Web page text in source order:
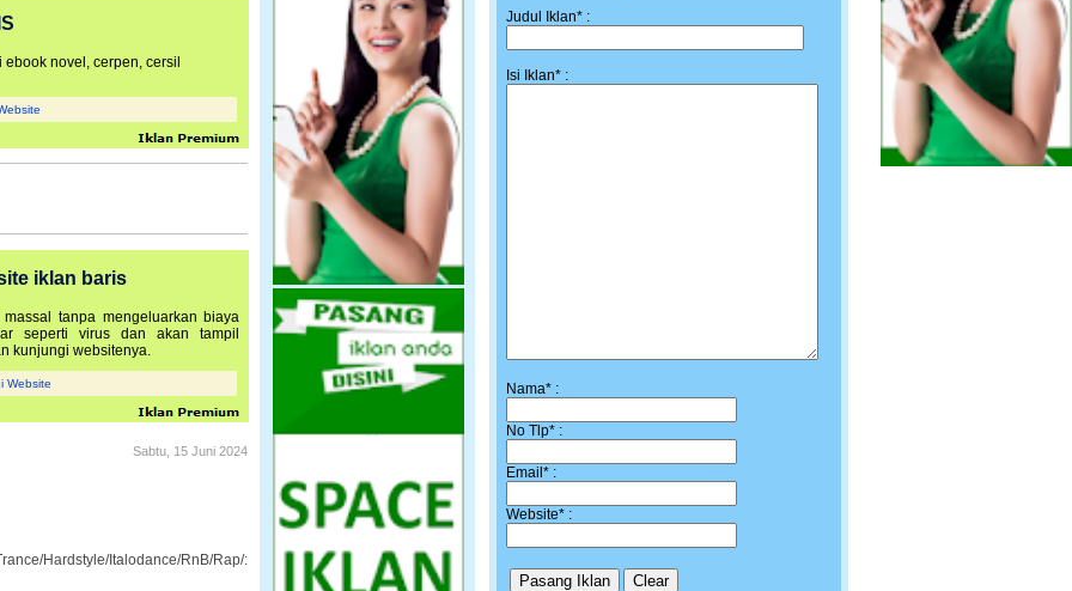
novel, cerpen, cersil
iklan baris
tanpa mengeluarkan biaya
seperti virus dan akan tampil
kunjungi websitenya.
Website
Sabtu, 15 Juni 2024
Italodance/RnB/Rap/:
Judul Iklan* :
Isi Iklan* :
Nama* :
No Tlp* :
Email* :
Website* :